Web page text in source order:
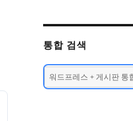
통합 검색